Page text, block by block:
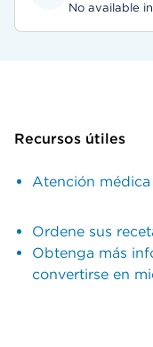
No available
Recursos útiles
Atención
Ordene sus
Obtenga más
convertirse en